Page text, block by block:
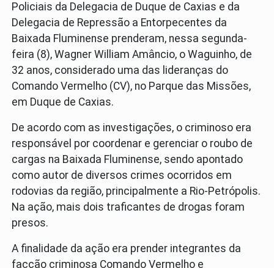
Policiais da Delegacia de Duque de Caxias e da
Delegacia de Repressão a Entorpecentes da
Baixada Fluminense prenderam, nessa segunda-
feira (8), Wagner William Amâncio, o Waguinho, de
32 anos, considerado uma das lideranças do
Comando Vermelho (CV), no Parque das Missões,
em Duque de Caxias.
De acordo com as investigações, o criminoso era
responsável por coordenar e gerenciar o roubo de
cargas na Baixada Fluminense, sendo apontado
como autor de diversos crimes ocorridos em
rodovias da região, principalmente a Rio-Petrópolis.
Na ação, mais dois traficantes de drogas foram
presos.
A finalidade da ação era prender integrantes da
facção criminosa Comando Vermelho e